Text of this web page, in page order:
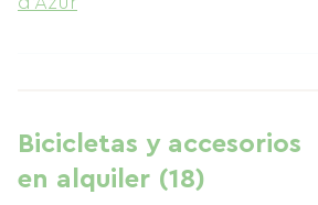
Bicicletas y accesorios
en alquiler (18)